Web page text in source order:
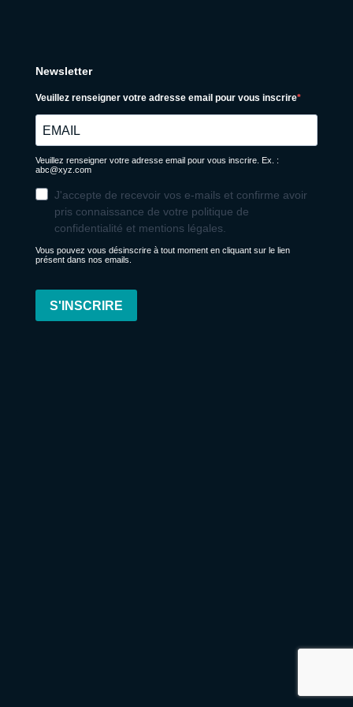
Newsletter
Veuillez renseigner votre adresse email pour vous inscrire
Veuillez renseigner votre adresse email pour vous inscrire. Ex. :
abc@xyz.com
J'accepte de recevoir vos e-mails et confirme avoir
pris connaissance de votre politique de
confidentialité et mentions légales.
Vous pouvez vous désinscrire à tout moment en cliquant sur le lien
présent dans nos emails.
S'INSCRIRE